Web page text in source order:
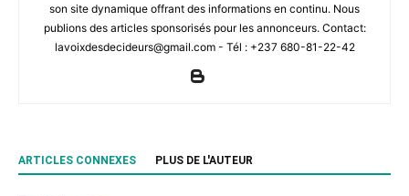
son site dynamique offrant des informations en continu. Nous
publions des articles sponsorisés pour les annonceurs. Contact:
lavoixdesdecideurs@gmail.com - Tél : +237 680-81-22-42
ARTICLES CONNEXES PLUS DE L'AUTEUR